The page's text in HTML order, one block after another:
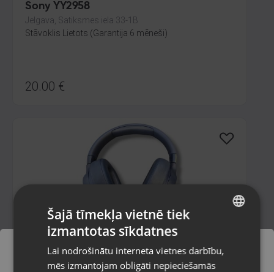
Sony YY2958
Jelgava, Satiksmes iela 33-1B
Stāvoklis Lietots (Garantija 6 mēneši)
20.00 €
JBL Tune 750BTNC
Ādaži, Gaujas iela 11
Stāvoklis Lietots (Garantija 6 mēneši)
RUSSIAN
Šajā tīmekļa vietnē tiek
izmantotas sīkdatnes
Lai nodrošinātu interneta vietnes darbību,
mēs izmantojam obligāti nepieciešamās